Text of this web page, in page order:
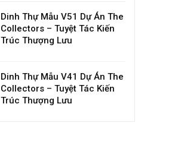
Dinh Thự Mẫu V51 Dự Án The
Collectors – Tuyệt Tác Kiến
Trúc Thượng Lưu
Dinh Thự Mẫu V41 Dự Án The
Collectors – Tuyệt Tác Kiến
Trúc Thượng Lưu